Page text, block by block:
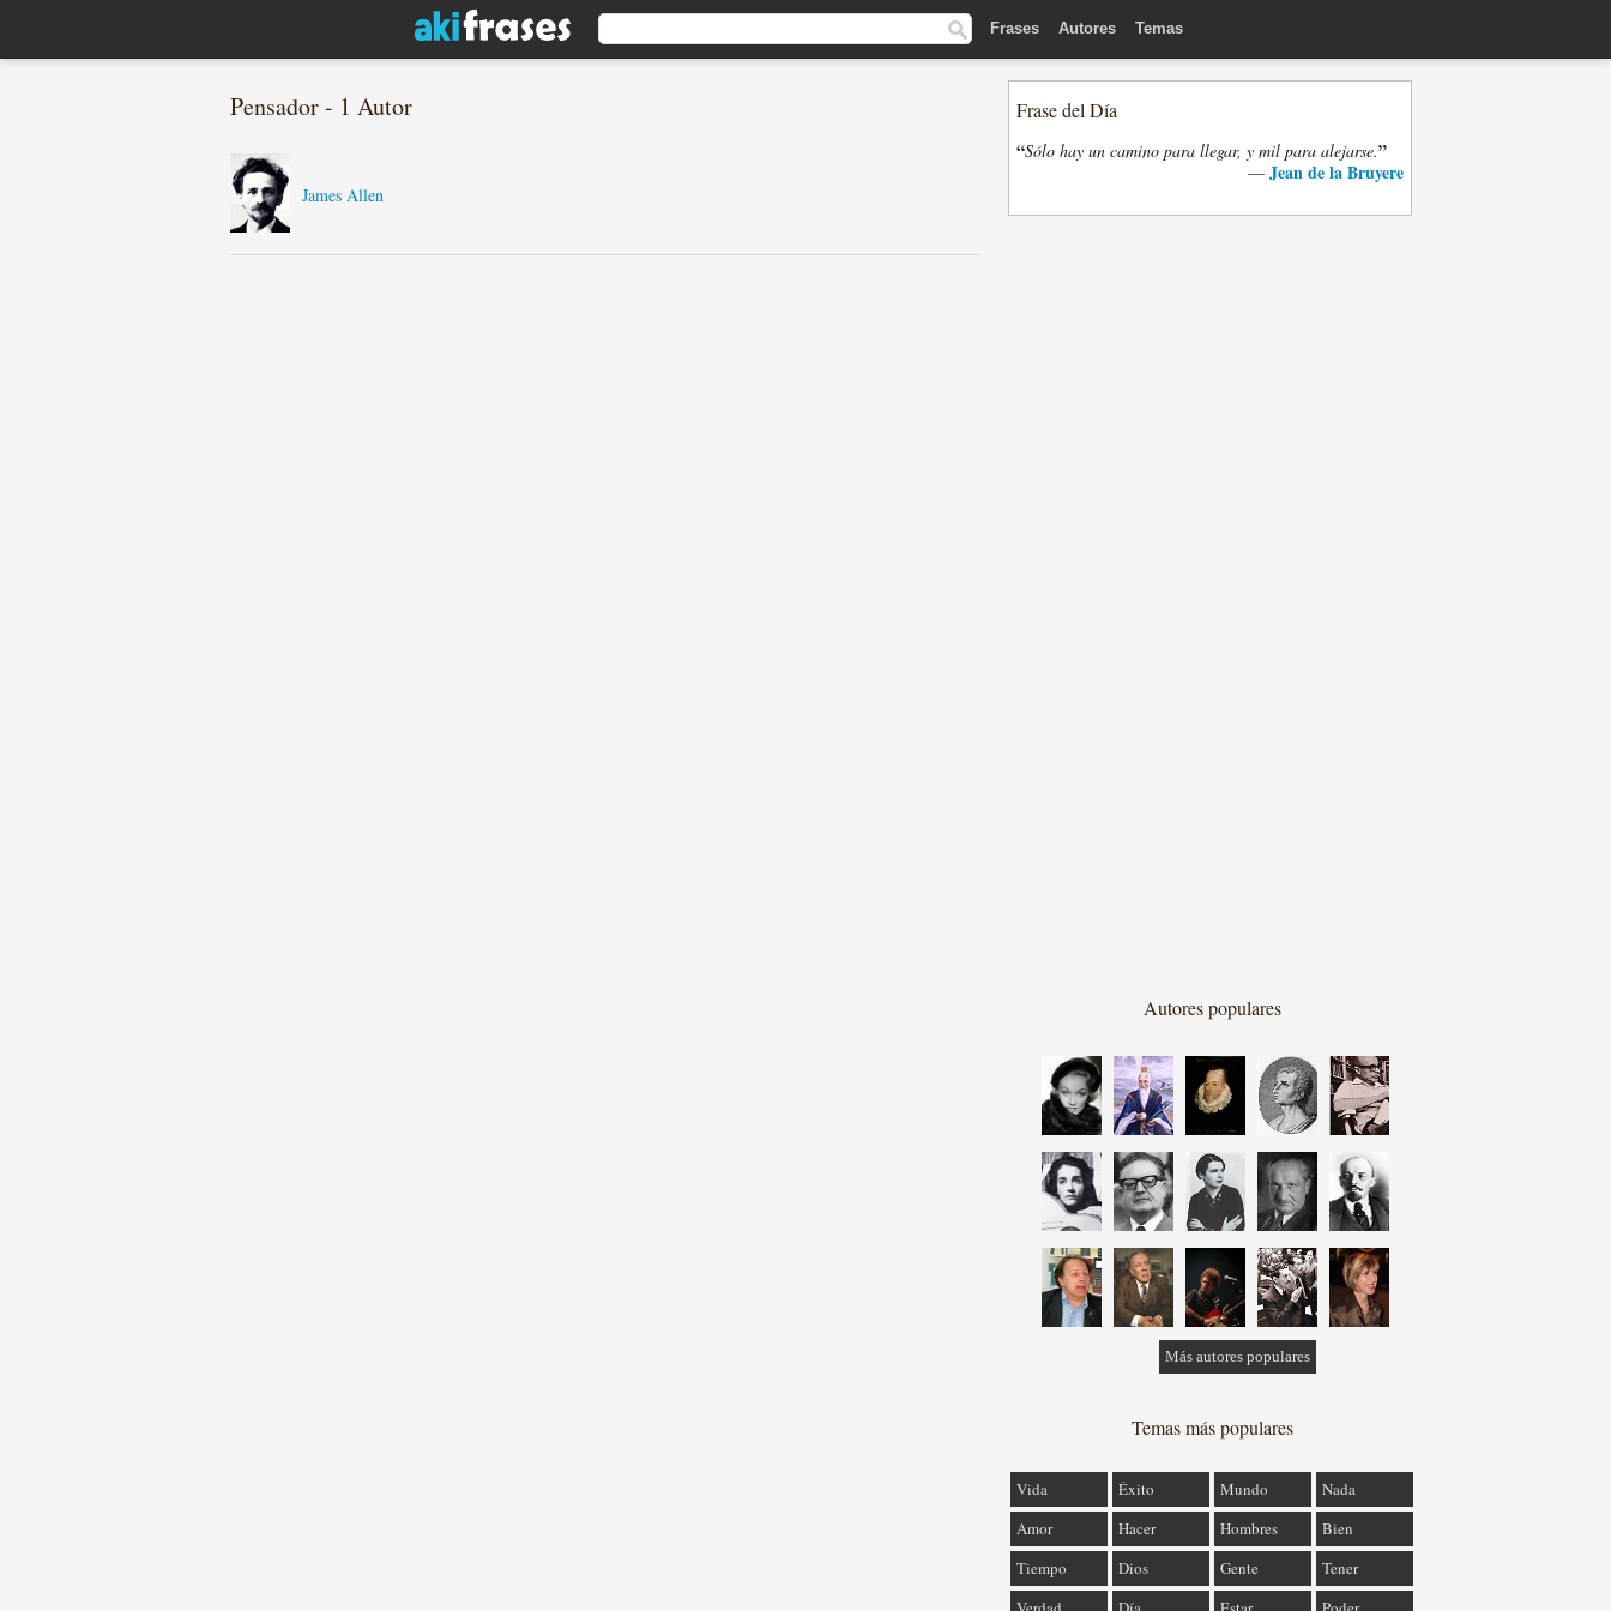
Frases Autores Temas
Pensador - 1 Autor
James Allen
Frase del Día
“Sólo hay un camino para llegar, y mil para alejarse.”
— Jean de la Bruyere
Autores populares
Más autores populares
Temas más populares
Vida Éxito Mundo
Nada
Amor
Hacer Hombres
Bien
Tiempo
Dios Gente
Tener